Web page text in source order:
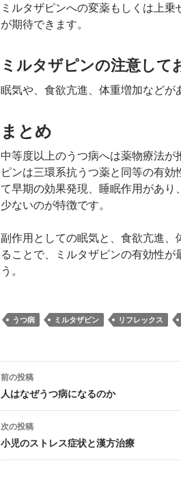
ミルタザピンへの変薬もしくは上
が期待できます。
ミルタザピンの注意して
眠気や、食欲亢進、体重増加などが
まとめ
中等度以上のうつ病へは薬物療法が
ピンは三環系抗うつ薬と同等の有効
て早期の効果発現、睡眠作用があ
少ないのが特徴です。
副作用としての眠気と、食欲亢進、
ることで、ミルタザピンの有効性が
う。
うつ病 ミルタザピン リフレックス
投
稿
ナ
ビ
ゲ
前の投稿
人はなぜうつ病になるのか
次の投稿
小児のストレス症状と漢方治療